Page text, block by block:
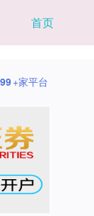
首页
+家平台